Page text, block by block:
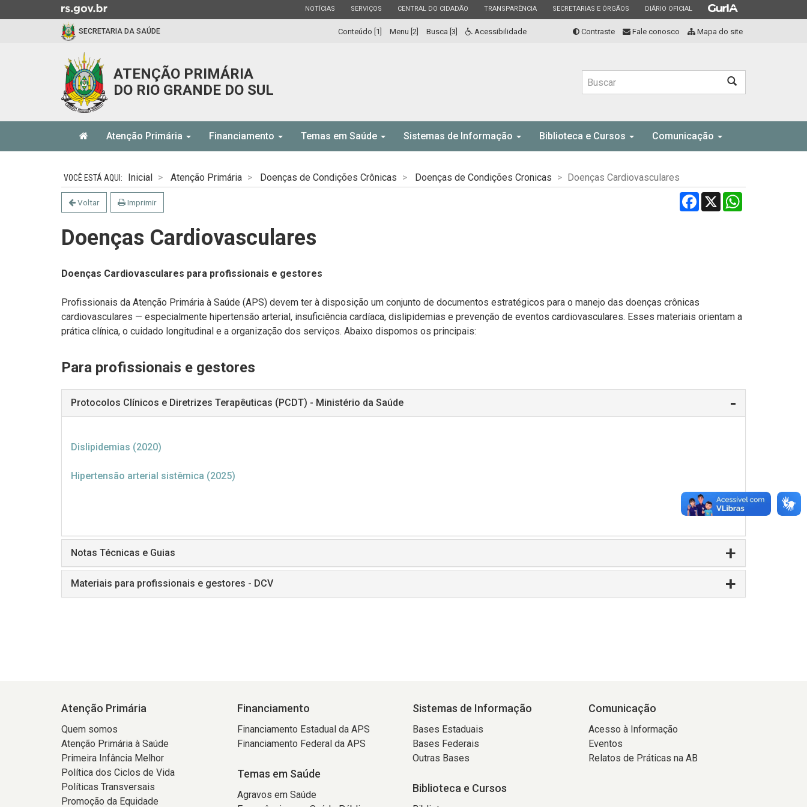
para
Ir
a
ESTADO
NOTÍCIAS ESTADO
SERVIÇOS ESTADO
CENTRAL DO CIDADÃO ESTADO
TRANSPARÊNCIA ESTADO
SECRETARIAS E ÓRGÃOS ESTADO
DIÁRIO OFICIAL ESTADO
SECRETARIA DA SAÚDE Conteúdo [1] Menu [2] Busca [3] Acessibilidade Contraste Fale conosco Mapa do site
ATENÇÃO PRIMÁRIA
DO RIO GRANDE DO SUL
Buscar
Atenção Primária Financiamento Temas em Saúde Sistemas de Informação Biblioteca e Cursos
Comunicação
Inicial Atenção Primária Doenças de Condições Crônicas Doenças de Condições Cronicas Doenças Cardiovasculares
Voltar Imprimir Facebook
X
Doenças Cardiovasculares
Doenças Cardiovasculares para profissionais e gestores
Profissionais da Atenção Primária à Saúde (APS) devem ter à disposição um conjunto de documentos estratégicos para o manejo das doenças crônicas
cardiovasculares — especialmente hipertensão arterial, insuficiência cardíaca, dislipidemias e prevenção de eventos cardiovasculares. Esses materiais orientam a
prática clínica, o cuidado longitudinal e a organização dos serviços. Abaixo dispomos os principais:
Para profissionais e gestores
Protocolos Clínicos e Diretrizes Terapêuticas (PCDT) - Ministério da Saúde
Dislipidemias (2020)
Hipertensão arterial sistêmica (2025)
Notas Técnicas e Guias
Materiais para profissionais e gestores - DCV
Atenção Primária
Quem somos
Atenção Primária à Saúde
Primeira Infância Melhor
Política dos Ciclos de Vida
Políticas Transversais
Promoção da Equidade
Financiamento
Financiamento Estadual da APS
Financiamento Federal da APS
Temas em Saúde
Agravos em Saúde
Sistemas de Informação
Bases Estaduais
Bases Federais
Outras Bases
Biblioteca e Cursos
Comunicação
Acesso à Informação
Eventos
Relatos de Práticas na AB